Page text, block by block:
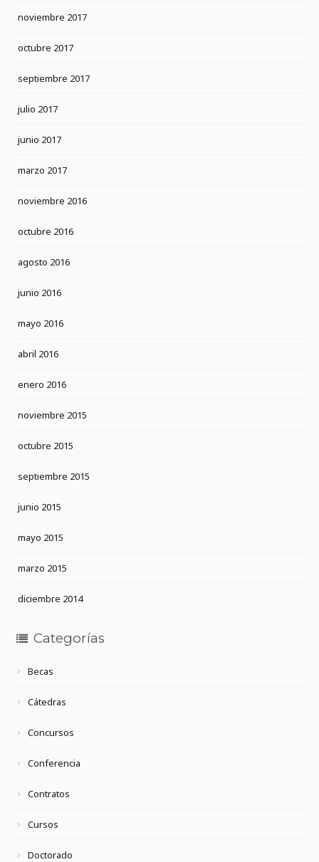
noviembre 2017
octubre 2017
septiembre 2017
julio 2017
junio 2017
marzo 2017
noviembre 2016
octubre 2016
agosto 2016
junio 2016
mayo 2016
abril 2016
enero 2016
noviembre 2015
octubre 2015
septiembre 2015
junio 2015
mayo 2015
marzo 2015
diciembre 2014
Categorías
Becas
Cátedras
Concursos
Conferencia
Contratos
Cursos
Doctorado